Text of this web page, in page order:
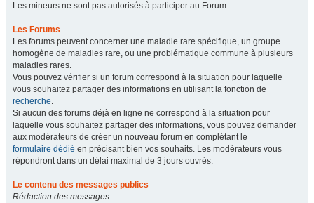
Les mineurs ne sont pas autorisés à participer au Forum.
Les Forums
Les forums peuvent concerner une maladie rare spécifique, un groupe
homogène de maladies rare, ou une problématique commune à plusieurs
maladies rares.
Vous pouvez vérifier si un forum correspond à la situation pour laquelle
vous souhaitez partager des informations en utilisant la fonction de
recherche.
Si aucun des forums déjà en ligne ne correspond à la situation pour
laquelle vous souhaitez partager des informations, vous pouvez demander
aux modérateurs de créer un nouveau forum en complétant le
formulaire dédié en précisant bien vos souhaits. Les modérateurs vous
répondront dans un délai maximal de 3 jours ouvrés.
Le contenu des messages publics
Rédaction des messages